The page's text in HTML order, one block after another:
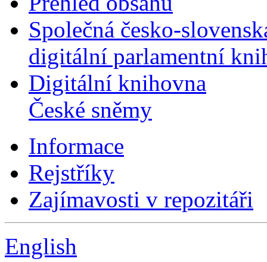
Společná česko-
digitální parlamentní
Digitální knihovna
České sněmy
Informace
Rejstříky
Zajímavosti v repozitáři
English